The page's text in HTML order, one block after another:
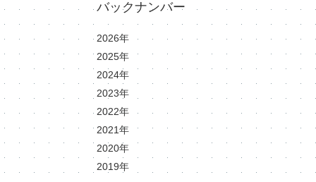
バックナンバー
2026年
2025年
2024年
2023年
2022年
2021年
2020年
2019年